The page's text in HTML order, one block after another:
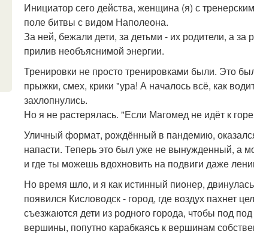
Инициатор сего действа, женщина (я) с
поле битвы с видом Наполеона.
За ней, бежали дети, за детьми - их родители, а
прилив необъяснимой энергии.
Тренировки не просто тренировками были. Это
прыжки, смех, крики "ура! А началось всё, как
захлопнулись.
Но я не растерялась. "Если Магомед не идёт к
Уличный формат, рождённый в пандемию,
напасти. Теперь это был уже не вынужденный, а
и где ты можешь вдохновить на подвиги даже
Но время шло, и я как истинный пионер,
появился Кисловодск - город, где воздух пахнет
съезжаются дети из родного города, чтобы под
вершины, попутно карабкаясь к вершинам